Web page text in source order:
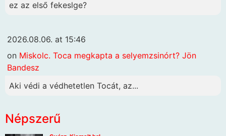
ez az első fekeslge?
2026.08.06. at 15:46
on Miskolc. Toca megkapta a selyemzsinórt? Jön
Bandesz
Aki védi a védhetetlen Tocát, az...
Népszerű